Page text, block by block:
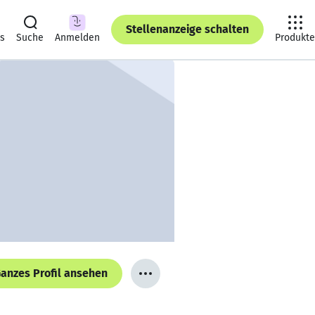
Suche Anmelden
Stellenanzeige schalten
Produkte
Profil ansehen